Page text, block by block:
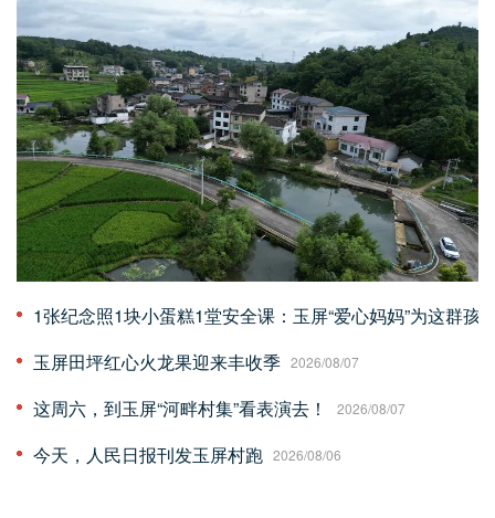
1张纪念照1块小蛋糕1堂安全课：玉屏“爱心妈妈”为这群孩
玉屏田坪红心火龙果迎来丰收季 2026/08/07
这周六，到玉屏“河畔村集”看表演去！ 2026/08/07
今天，人民日报刊发玉屏村跑 2026/08/06